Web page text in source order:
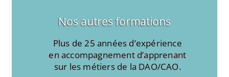
Nos autres formations
Plus de 25 années d’expérience
en accompagnement d’apprenant
sur les métiers de la DAO/CAO.